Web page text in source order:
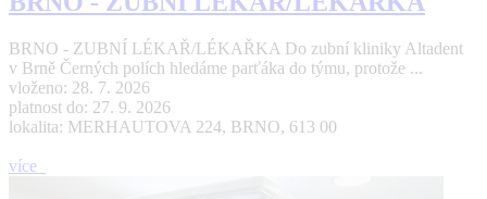
BRNO - ZUBNÍ LÉKAŘ/LÉKAŘKA Do zubní kliniky Altadent
v Brně Černých polích hledáme parťáka do týmu, protože ...
vloženo: 28. 7. 2026
platnost do: 27. 9. 2026
lokalita: MERHAUTOVA 224, BRNO, 613 00
více